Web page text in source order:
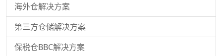
海外仓解决方案
第三方仓储解决方案
保税仓BBC解决方案